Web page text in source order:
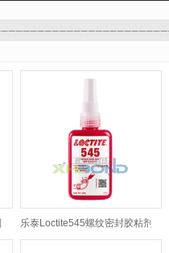
乐泰Loctite545螺纹密封胶粘剂